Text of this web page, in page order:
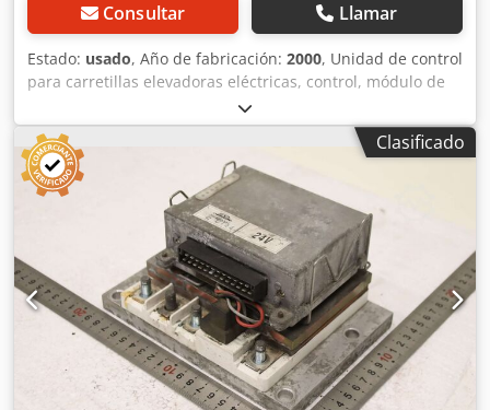
Consultar Llamar
Estado: usado, Año de fabricación: 2000, Unidad de control
para carretillas elevadoras eléctricas, control, módulo de
control, interfaz, control del motor, controlador del motor,
control, control de la conducción, control de la corriente de
conducción. -Entrega: en el estado actual, tal como se
inspeccionó. -Conector: daños, véase las fotos. Chjdpfezg A
R Aox Anuja -Fabricante: Linde, módulo de control de una
carretilla elevadora eléctrica E15Z-02. -Tipo: LDC-20/15-
FE02 -N.º de pieza: 390 360 53 97 -Dimensiones:
185/120/65 mm (alto) -Peso: 0,6 kg
Clasificado